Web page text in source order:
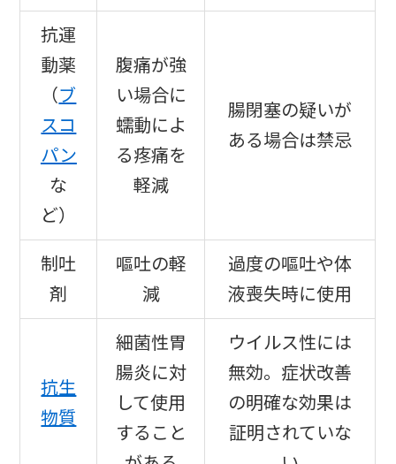
抗運
動薬
（ブ
スコ
パン
な
ど）
腹痛が強
い場合に
蠕動によ
る疼痛を
軽減
腸閉塞の疑いが
ある場合は禁忌
制吐
剤
嘔吐の軽
減
過度の嘔吐や体
液喪失時に使用
抗生
物質
細菌性胃
腸炎に対
して使用
すること
ウイルス性には
無効。症状改善
の明確な効果は
証明されていな